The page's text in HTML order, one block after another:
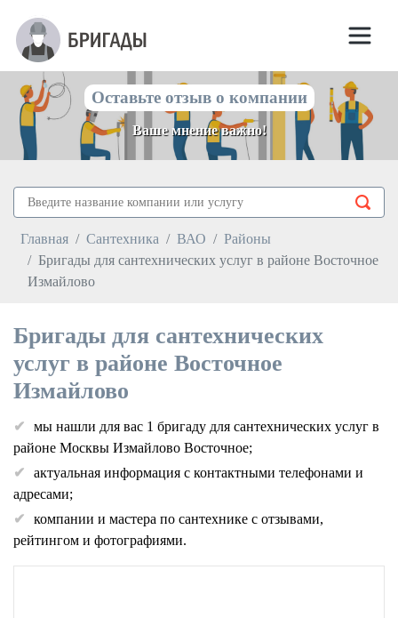
Оставьте отзыв о компании
Ваше мнение важно!
Главная Сантехника ВАО
Районы
Бригады для сантехнических услуг в районе Восточное
Измайлово
Бригады для сантехнических
услуг в районе Восточное
Измайлово
мы нашли для вас 1 бригаду для сантехнических услуг в
районе Москвы Измайлово Восточное;
актуальная информация с контактными телефонами и
адресами;
компании и мастера по сантехнике с отзывами,
рейтингом и фотографиями.